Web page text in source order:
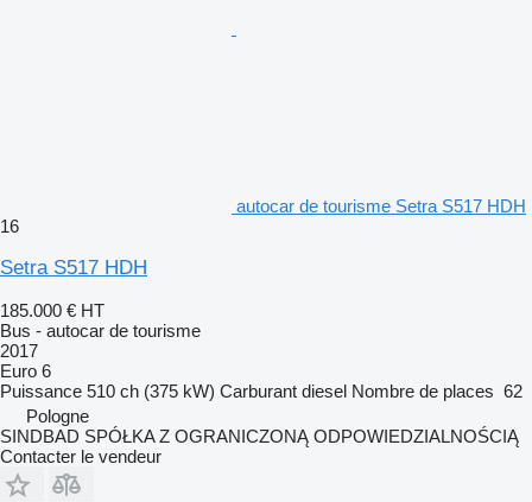
autocar de tourisme Setra S517 HDH
16
Setra S517 HDH
185.000 € HT
Bus - autocar de tourisme
2017
Euro 6
Puissance 510 ch (375 kW) Carburant diesel Nombre de places 62
Pologne
SINDBAD SPÓŁKA Z OGRANICZONĄ ODPOWIEDZIALNOŚCIĄ
Contacter le vendeur